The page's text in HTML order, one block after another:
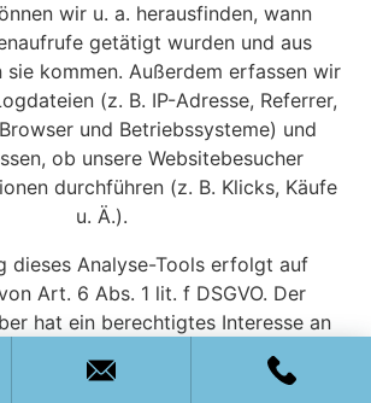
wir u. a. herausfinden, wann
getätigt wurden und aus
sie kommen. Außerdem erfassen wir
(z. B. IP-Adresse, Referrer,
und Betriebssysteme) und
ob unsere Websitebesucher
durchführen (z. B. Klicks, Käufe
u. Ä.).
dieses Analyse-Tools erfolgt auf
Art. 6 Abs. 1 lit. f DSGVO. Der
hat ein berechtigtes Interesse an
Nutzerverhaltens, um sowohl sein
auch seine Werbung zu optimieren.